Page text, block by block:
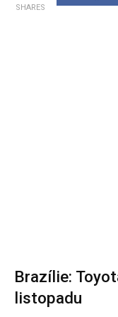
SHARES
Brazílie:
listopadu